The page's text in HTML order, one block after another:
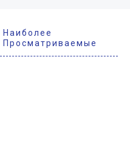
Наиболее
Просматриваемые